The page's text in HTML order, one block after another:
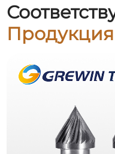
Продукция